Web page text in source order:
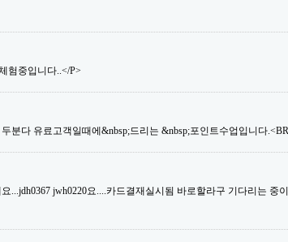
험중입니다..</P>
분다 유료고객일때에&nbsp;드리는 &nbsp;포인트수업입니다
...jdh0367 jwh0220요....카드결재실시됨 바로할라구 기다리는 중